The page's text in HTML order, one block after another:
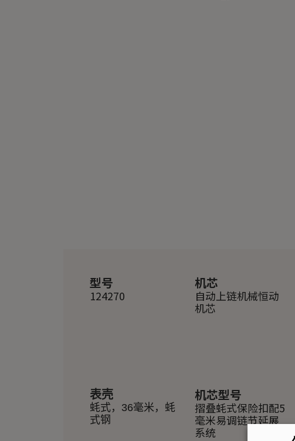
型号
124270
机芯
自动上链机械恒动
机芯
表壳
蚝式，36毫米，蚝
式钢
机芯型号
摺叠蚝式保险扣配5
毫米易调链节延展
系统